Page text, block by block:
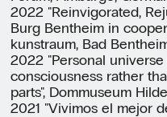
2022 "Reinvigorated,
Burg Bentheim in
kunstraum, Bad
2022 "Personal
consciousness rather
parts", Dommuseum
2021 "Vivimos el mejor